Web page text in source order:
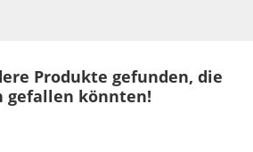
Produkte gefunden, die
gefallen könnten!